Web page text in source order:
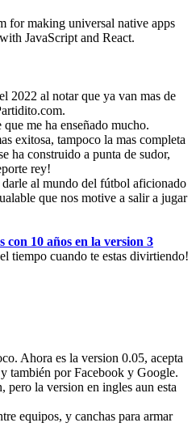
for making universal native apps
JavaScript and React.
2022 al notar que ya van mas de
me ha enseñado mucho.
exitosa, tampoco la mas completa
ha construido a punta de sudor,
rey!
al mundo del fútbol aficionado
que nos motive a salir a jugar
con 10 años en la version 3
tiempo cuando te estas divirtiendo!
Ahora es la version 0.05, acepta
también por Facebook y Google.
pero la version en ingles aun esta
equipos, y canchas para armar